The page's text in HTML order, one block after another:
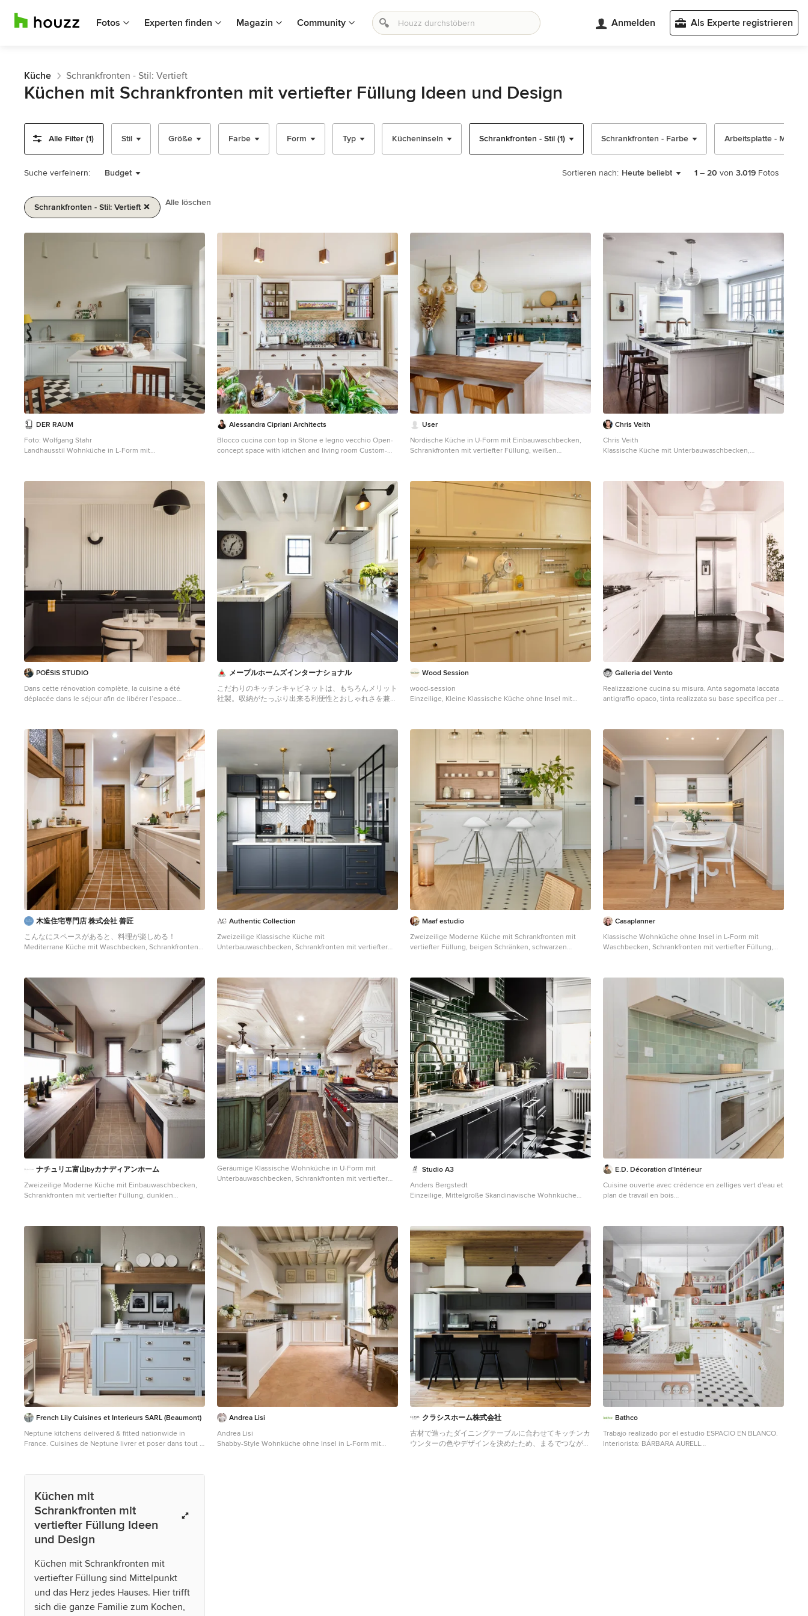
Fotos Experten finden Magazin Community Anmelden Als Experte registrieren
Küche Schrankfronten - Stil: Vertieft
Küchen mit Schrankfronten mit vertiefter Füllung Ideen und Design
Alle Filter (1) Stil Größe Farbe Form Typ Kücheninseln Schrankfronten - Stil (1) Schrankfronten - Farbe Arbeitsplatte -
Suche verfeinern: Budget Sortieren nach: Heute beliebt 1 – 20 von 3.019 Fotos
Schrankfronten - Stil: Vertieft Alle löschen
von
DER RAUM
Foto: Wolfgang Stahr
Landhausstil Wohnküche in L-Form mit
Rückwand aus Holzdielen, Küchengeräten aus
Edelstahl, Kücheninsel, buntem Boden und weißer
Alessandra Cipriani Architects
Blocco cucina con top in Stone e legno vecchio Open-
concept space with kitchen and living room Custom-
Mobili su misura per appartamento familiare in colonica
Materiali e colori per interior design country
contemporaneo Casa familiare su tre livelli con stile
country e dettagli moderni
User
Nordische Küche in U-Form mit Einbauwaschbecken,
Schrankfronten mit vertiefter Füllung, weißen
beigem Boden und brauner Arbeitsplatte
Chris Veith
Chris Veith
Klassische Küche mit Unterbauwaschbecken,
Holzboden und Kücheninsel in Sonstige
POËSIS STUDIO
Dans cette rénovation complète, la cuisine a été
déplacée dans le séjour afin de libérer l’espace
circulations et d’ouvrir les volumes. La cuisine s’intègre
désormais naturellement à la pièce de vie, avec des
menuiseries sur mesure qui structurent l’espace sans
le cloisonner. Les teintes Skimming Stone et Railings
créent un contraste doux et élégant, tandis que le
revêtement mural apporte du relief. La salle à manger
profite pleinement de la lumière traversante.
メープルホームズインターナショナル
こだわりのキッチンキャビネットは、もちろんメリット
社製。収納がたっぷり出来る利便性とおしゃれさを兼ね
RIGHTS RESERVED.
mit vertiefter Füllung, schwarzen Schränken, Edelstahl-
Arbeitsplatte, Küchenrückwand in Weiß, Kücheninsel
und grauem Boden in Sonstige
Wood Session
wood-session
Einzeilige, Kleine Klassische Küche ohne Insel mit
und rosa Arbeitsplatte in Osaka
Galleria del Vento
Realizzazione cucina su misura. Anta sagomata laccata
antigraffio opaco, tinta realizzata su base specifica per il
marmo Carrara bianco. Snack con cassetti con piano in
rovere naturale spazzolato. Lampade a sospensioni
Anglepoise. Elettrodomestici Siemens e General
Electric. Parquet in rovere nodoso piallato a mano, tinta
realizzata su base specifica per il cliente. Fotografia:
Alessandro Colciago
木造住宅専門店 株式会社 善匠
こんなにスペースがあると、料理が楽しめる！
Mediterrane Küche mit Waschbecken, Schrankfronten
braunem Boden in Nagoya
Authentic Collection
Zweizeilige Klassische Küche mit
Unterbauwaschbecken, Schrankfronten mit vertiefter
Holzboden, Kücheninsel, braunem Boden und weißer
Arbeitsplatte in Tokio
Maaf estudio
Zweizeilige Moderne Küche mit Schrankfronten mit
vertiefter Füllung, beigen Schränken, schwarzen
Casaplanner
Klassische Wohnküche ohne Insel in L-Form mit
Waschbecken, Schrankfronten mit vertiefter Füllung,
Arbeitsplatte und Küchenrückwand in Weiß in Rom
ナチュリエ富山byカナディアンホーム
Zweizeilige Moderne Küche mit Einbauwaschbecken,
Schrankfronten mit vertiefter Füllung, dunklen
Geräumige Klassische Wohnküche in U-Form mit
Unterbauwaschbecken, Schrankfronten mit vertiefter
Studio A3
Anders Bergstedt
Einzeilige, Mittelgroße Skandinavische Wohnküche
Küchenrückwand in Grün, Rückwand aus Metrofliesen,
schwarzen Elektrogeräten, Marmor-Arbeitsplatte,
gebeiztem Holzboden und buntem Boden in Göteborg
E.D. Décoration d'Intérieur
Cuisine ouverte avec crédence en zelliges vert d'eau et
plan de travail en bois
Füllung, weißen Schränken, Laminat-Arbeitsplatte,
Küchenrückwand in Grün, Rückwand aus
Keramikfliesen, weißen Elektrogeräten, hellem
Holzboden, beiger Arbeitsplatte und Tapete in Paris
French Lily Cuisines et Interieurs SARL (Beaumont)
Neptune kitchens delivered & fitted nationwide in
France. Cuisines de Neptune livrer et poser dans tout la
pats to buy, and renovate their homes in France. We are
Neptune kitchens and furniture, however we also work
with other brands to supply flooring, bathrooms,
lighting, fabrics & more. We've created the possibility to
look after our clients from the beginning of their journey
of acquiring a home in France right through to the end.
A committed service, where we build personal
valued clients.
Andrea Lisi
Andrea Lisi
Shabby-Style Wohnküche ohne Insel in L-Form mit
クラシスホーム株式会社
古材で造ったダイニングテーブルに合わせてキッチンカ
ウンターの色やデザインを決めたため、まるでつながっ
Bathco
Trabajo realizado por el estudio ESPACIO EN BLANCO.
Interiorista: BÁRBARA AURELL
Küchen mit
Schrankfronten mit
vertiefter Füllung Ideen
und Design
Küchen mit Schrankfronten mit
vertiefter Füllung sind Mittelpunkt
und das Herz jedes Hauses. Hier trifft
sich die ganze Familie zum Kochen,